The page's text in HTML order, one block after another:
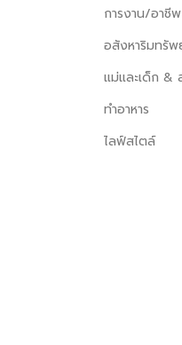
การงาน/อาชีพ
อสังหาริมทรัพ
แม่และเด็ก &
ทำอาหาร
ไลฟ์สไตล์